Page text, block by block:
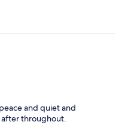
and quiet and
after throughout.